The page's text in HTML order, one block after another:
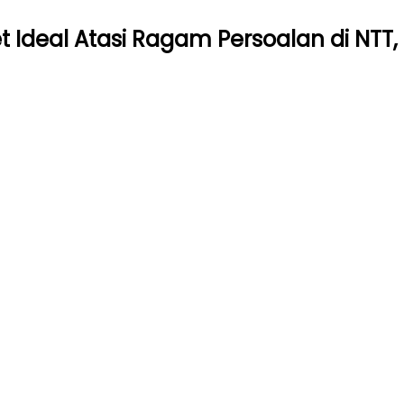
Ideal Atasi Ragam Persoalan di